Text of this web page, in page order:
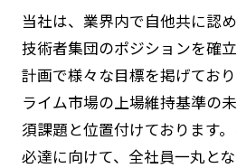
当社は、業界内で自他共に認
技術者集団のポジションを確
計画で様々な目標を掲げてお
ライム市場の上場維持基準の
須課題と位置付けております
必達に向けて、全社員一丸と